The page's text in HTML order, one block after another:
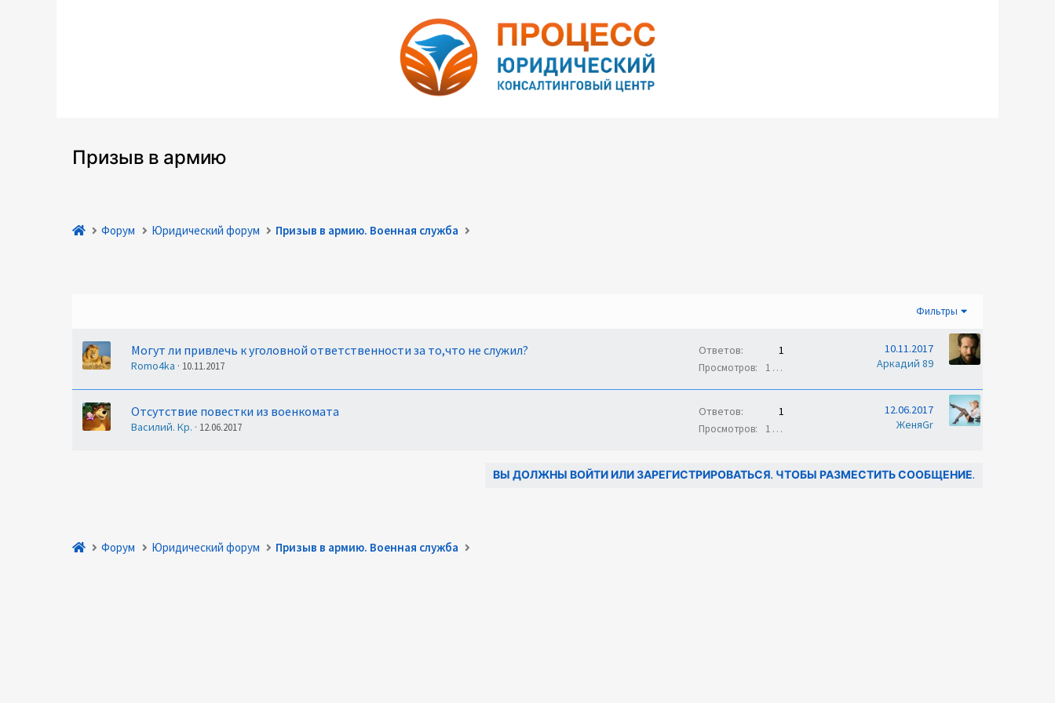
Призыв в армию
Форум Юридический форум Призыв в армию. Военная служба
Фильтры
Могут ли привлечь к уголовной ответственности за то,что не служил?
Romo4ka 10.11.2017
Ответов 1
Просмотров 1 тыс.
10.11.2017
Аркадий 89
Отсутствие повестки из военкомата
Василий. Кр. 12.06.2017
Ответов 1
Просмотров 1 тыс.
12.06.2017
ЖеняGr
ВЫ ДОЛЖНЫ ВОЙТИ ИЛИ ЗАРЕГИСТРИРОВАТЬСЯ, ЧТОБЫ РАЗМЕСТИТЬ СООБЩЕНИЕ.
Форум Юридический форум Призыв в армию. Военная служба